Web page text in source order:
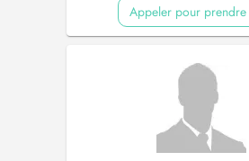
Appeler pour prendre